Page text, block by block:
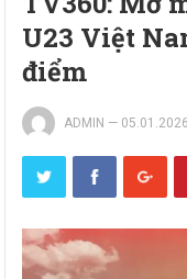
U23 Việt
điểm
ADMIN — 05.01.2026